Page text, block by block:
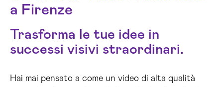
a Firenze
Trasforma le tue idee in
successi visivi straordinari.
Hai mai pensato a come un video di alta qualità